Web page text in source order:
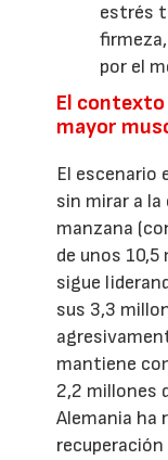
estrés
por el
El contexto
mayor
El escenario
sin mirar a
manzana
de unos
sigue
sus 3,3
mantiene
2,2 millones
Alemania ha